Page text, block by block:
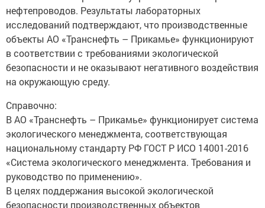
нефтепроводов. Результаты лабораторных
исследований подтверждают, что производственные
объекты АО «Транснефть – Прикамье» функционируют
в соответствии с требованиями экологической
безопасности и не оказывают негативного воздействия
на окружающую среду.
Справочно:
В АО «Транснефть – Прикамье» функционирует система
экологического менеджмента, соответствующая
национальному стандарту РФ ГОСТ Р ИСО 14001-2016
«Система экологического менеджмента. Требования и
руководство по применению».
В целях поддержания высокой экологической
безопасности производственных объектов